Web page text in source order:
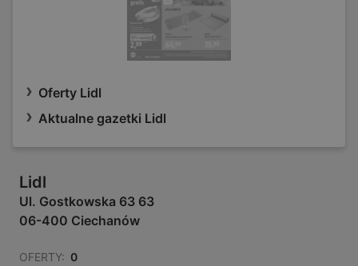
Oferty Lidl
Aktualne gazetki Lidl
Lidl
Ul. Gostkowska 63 63
06-400 Ciechanów
OFERTY: 0